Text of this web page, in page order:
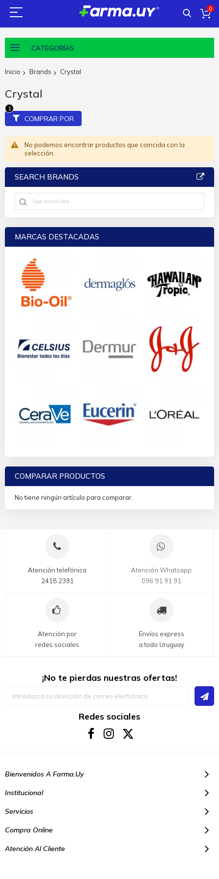
0
CATEGORÍAS
Inicio Brands Crystal
Crystal
No podemos encontrar productos que coincida con la
selección.
COMPRAR POR
SEARCH BRANDS
MARCAS DESTACADAS
COMPARAR PRODUCTOS
No tiene ningún artículo para comparar.
Atención telefónica
2418 2391
Atención Whatsapp
096 91 91 91
Atención por
redes sociales
Envíos express
a todo Uruguay
¡No te pierdas nuestras ofertas!
Redes sociales
Bienvenidos A Farma.uy
Institucional
Servicios
Compra Online
Atención Al Cliente